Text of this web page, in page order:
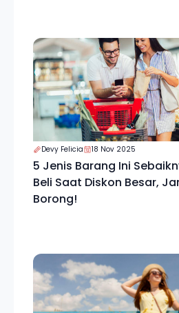
Devy Felicia 18 Nov 2025
5 Jenis Barang Ini
Beli Saat Diskon Besar,
Borong!